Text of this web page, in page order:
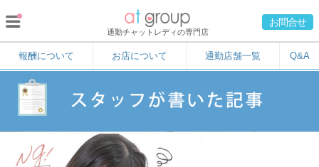
通勤チャットレディの専門店
お問合せ
報酬について お店について 通勤店舗一覧 Q&A